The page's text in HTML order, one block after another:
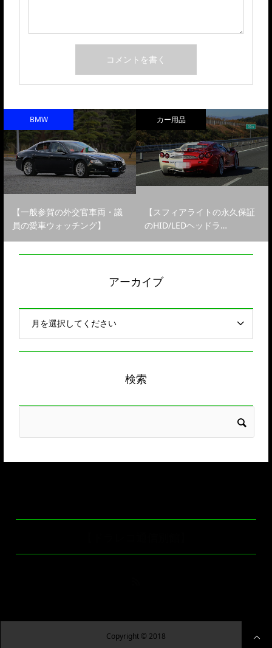
BMW
【一般参賀の外交官車両・議
員の愛車ウォッチング】
カー用品
【スフィアライトの永久保証
のHID/LEDヘッドラ…
アーカイブ
検索
Copyright © 2018